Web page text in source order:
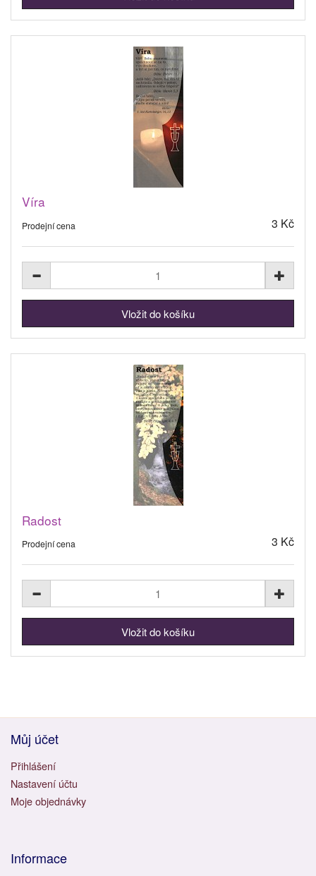
Víra
Prodejní cena 3 Kč
Radost
Prodejní cena 3 Kč
Můj účet
Přihlášení
Nastavení účtu
Moje objednávky
Informace